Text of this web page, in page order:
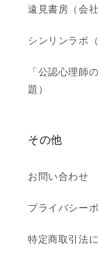
遠見書房（会
シンリンラボ
「公認心理師
題）
その他
お問い合わせ
プライバシー
特定商取引法